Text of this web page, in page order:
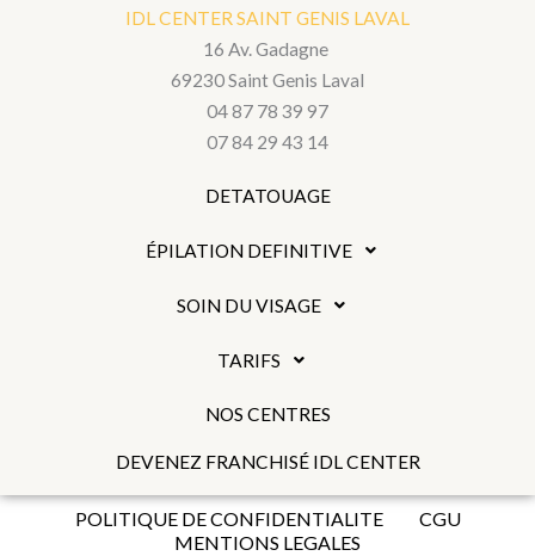
IDL CENTER SAINT GENIS LAVAL
16 Av. Gadagne
69230 Saint Genis Laval
04 87 78 39 97
07 84 29 43 14
DETATOUAGE
ÉPILATION DEFINITIVE
SOIN DU VISAGE
TARIFS
NOS CENTRES
DEVENEZ FRANCHISÉ IDL CENTER
POLITIQUE DE CONFIDENTIALITE
CGU
MENTIONS LEGALES